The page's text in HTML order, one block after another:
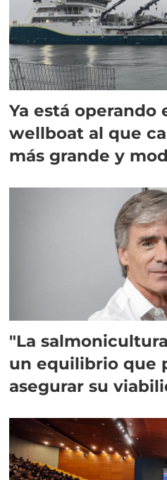
Ya está operando
wellboat al que
más grande y
"La
un equilibrio que
asegurar su